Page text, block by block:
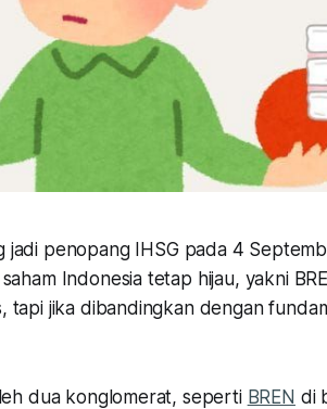
jadi penopang IHSG pada 4
Indonesia tetap hijau, yakni
tapi jika dibandingkan dengan
dua konglomerat, seperti BREN di